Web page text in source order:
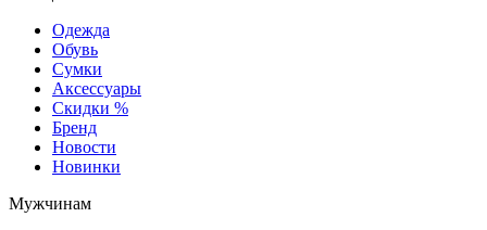
Одежда
Обувь
Сумки
Аксессуары
Скидки %
Бренд
Новости
Новинки
Мужчинам